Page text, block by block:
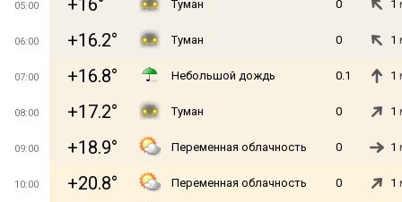
05:00 +16° Туман 0 1
06:00 +16.2° Туман 0 1
07:00 +16.8° Небольшой дождь 0.1 1
08:00 +17.2° Туман 0 1
09:00 +18.9° Переменная облачность 0 1
10:00 +20.8° Переменная облачность 0 1